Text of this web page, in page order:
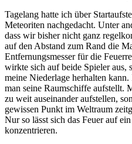
Tagelang hatte ich über
Meteoriten nachgedacht. Unter
dass wir bisher nicht ganz
auf den Abstand zum Rand die
Entfernungsmesser für die
wirkte sich auf beide Spieler aus,
meine Niederlage herhalten
man seine Raumschiffe aufstellt.
zu weit auseinander aufstellen,
gewissen Punkt im Weltraum
Nur so lässt sich das Feuer auf
konzentrieren.